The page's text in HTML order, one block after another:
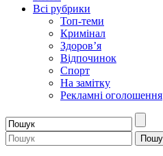
Всі рубрики
Топ-теми
Кримінал
Здоров’я
Відпочинок
Спорт
На замітку
Рекламні оголошення